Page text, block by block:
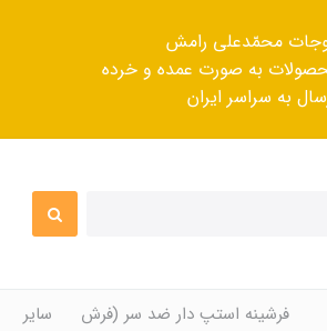
محمّدعلی رامش
به صورت عمده و خرده
به سراسر ایران
فرشینه استپ دار ضد سر (فرش
سایر